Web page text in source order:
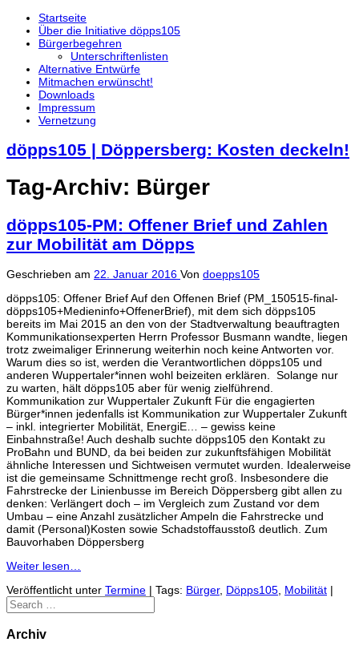
Startseite
Über die Initiative döpps105
Bürgerbegehren
Unterschriftenlisten
Alternative Entwürfe
Mitmachen erwünscht!
Downloads
Impressum
Vernetzung
döpps105 | Döppersberg: Kosten deckeln!
Tag-Archiv: Bürger
döpps105-PM: Offener Brief und Zahlen
zur Mobilität am Döpps
Geschrieben am 22. Januar 2016 Von doepps105
döpps105: Offener Brief Auf den Offenen Brief (PM_150515-final-
döpps105+Medieninfo+OffenerBrief), mit dem sich döpps105
bereits im Mai 2015 an den von der Stadtverwaltung beauftragten
Kommunikationsexperten Herrn Professor Busmann wandte, liegen
trotz zweimaliger Erinnerung weiterhin noch keine Antworten vor.
Warum dies so ist, werden die Verantwortlichen döpps105 und
anderen Wuppertaler*innen wohl beizeiten erklären. Solange nur
zu warten, hält döpps105 aber für wenig zielführend.
Kommunikation zur Wuppertaler Zukunft Für die engagierten
Bürger*innen jedenfalls ist Kommunikation zur Wuppertaler Zukunft
– inkl. integrierter Mobilität, EnergiE… – gewiss keine
Einbahnstraße! Auch deshalb suchte döpps105 den Kontakt zu
ProBahn und BUND, da bei beiden zur zukunftsfähigen Mobilität
ähnliche Interessen und Sichtweisen vermutet wurden. Idealerweise
ist die gemeinsame Schnittmenge recht groß. Insbesondere die
Fahrstrecke der Linienbusse im Bereich Döppersberg gibt allen zu
denken: Verlängert doch – im Vergleich zum Zustand vor dem
Umbau – eine Anzahl zusätzlicher Ampeln die Fahrstrecke und
damit (Personal)Kosten sowie Schadstoffausstoß deutlich. Zum
Bauvorhaben Döppersberg
Weiter lesen…
Veröffentlicht unter Termine | Tags: Bürger, Döpps105, Mobilität |
Archiv